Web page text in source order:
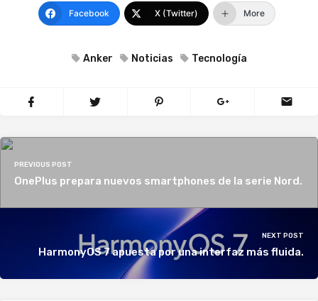
Facebook X (Twitter) More
Anker Noticias Tecnología
PREVIOUS POST
OnePlus prepara nuevos smartphones de la serie Nord.
NEXT POST
HarmonyOS 7 apuesta por una interfaz más fluida.